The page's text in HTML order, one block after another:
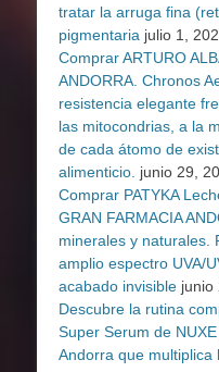
tratar la arruga fina
pigmentaria julio 1,
Comprar ARTURO
ANDORRA. Chronos
resistencia elegante
las mitocondrias, a la
de cada átomo de
alimenticio. junio 29,
Comprar PATYKA
GRAN FARMACIA
minerales y naturales.
amplio espectro UVA/
acabado invisible junio
Descubre la rutina
Super Serum de
Andorra que multiplica